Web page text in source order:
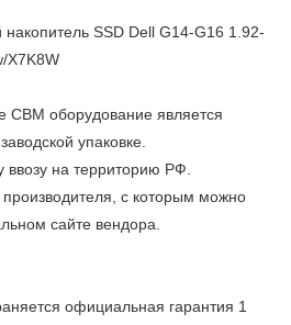
SSD Dell G14-G16 1.92-
X7K8W
CBM оборудование является
упаковке.
на территорию РФ.
с которым можно
сайте вендора.
официальная гарантия 1